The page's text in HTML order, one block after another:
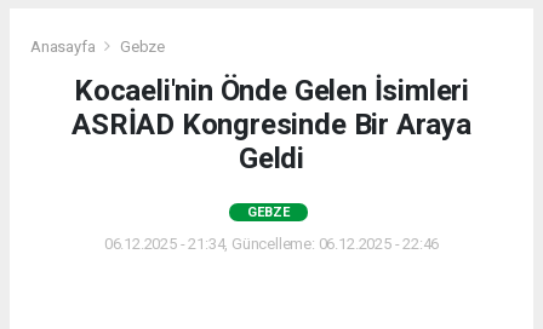
Anasayfa Gebze
Kocaeli'nin Önde Gelen İsimleri
ASRİAD Kongresinde Bir Araya
Geldi
GEBZE
06.12.2025 - 21:34, Güncelleme: 06.12.2025 - 22:46